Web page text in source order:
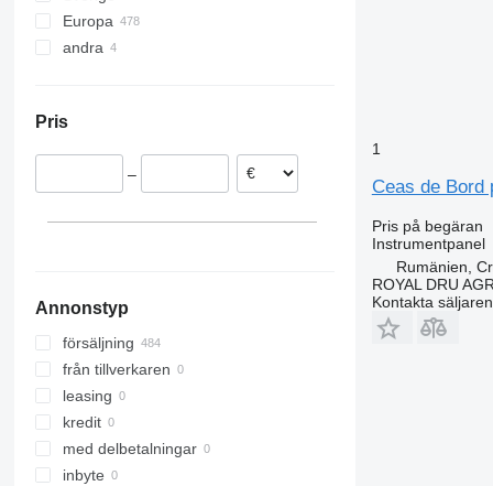
S-Class
Sprinter
Vito
Midlum
Premium
FL
FM
XC
Europa
Portugal
Nederländerna
Italien
andra
Pris
–
Annonstyp
försäljning
från tillverkaren
leasing
kredit
med delbetalningar
inbyte
1
Ceas de Bord
Pris på begäran
Instrumentpanel
Rumänien,
ROYAL DRU
Kontakta säljaren